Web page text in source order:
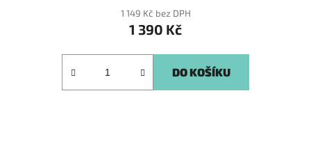
1 149 Kč bez DPH
1 390 Kč
DO KOŠÍKU